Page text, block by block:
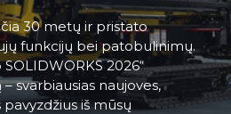
30 metų ir pristato
funkcijų bei patobulinimų.
2026“
svarbiausias naujoves,
iš mūsų